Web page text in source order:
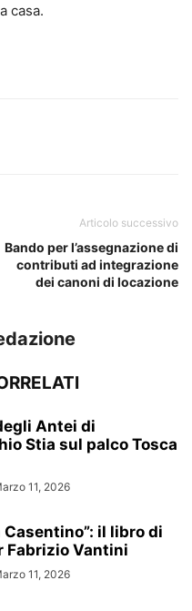
casa.
Articolo successivo
Bando per l’assegnazione di
contributi ad integrazione
dei canoni di locazione
Antei di
Stia sul palco Tosca
11, 2026
Casentino”: il libro di
Fabrizio Vantini
11, 2026